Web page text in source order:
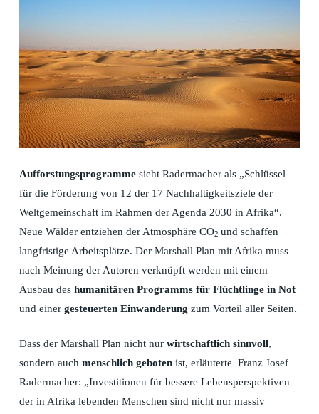
Aufforstungsprogrammesieht Radermacher als „Schlüssel
für die Förderung von 12 der 17 Nachhaltigkeitsziele der
Weltgemeinschaft im Rahmen der Agenda 2030 in Afrika“.
Neue Wälder entziehen der Atmosphäre CO2 und schaffen
langfristige Arbeitsplätze. Der Marshall Plan mit Afrika muss
nach Meinung der Autoren verknüpft werden mit einem
Ausbau des humanitären Programms für Flüchtlinge in Not
und einer gesteuerten Einwanderung zum Vorteil aller Seiten.
Dass der Marshall Plan nicht nur wirtschaftlich sinnvoll,
sondern auch menschlich gebotenist, erläuterte Franz Josef
Radermacher: „Investitionen für bessere Lebensperspektiven
der in Afrika lebenden Menschen sind nicht nur massiv